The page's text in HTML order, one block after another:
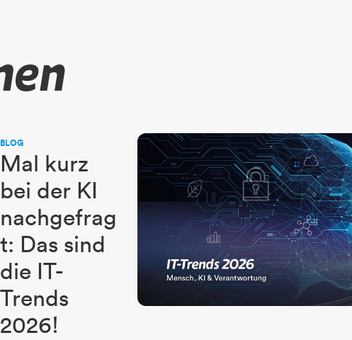
BLOG
Mal kurz
bei der KI
nachgefrag
t: Das sind
die IT-
Trends
2026!